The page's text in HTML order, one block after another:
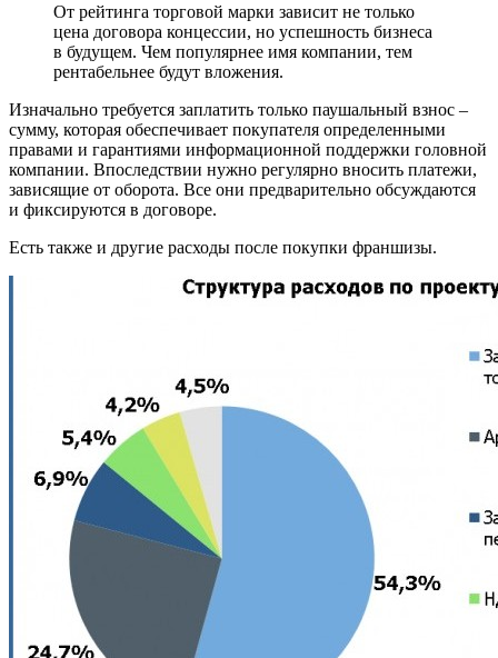
От рейтинга торговой марки зависит не только
цена договора концессии, но успешность бизнеса
в будущем. Чем популярнее имя компании, тем
рентабельнее будут вложения.
Изначально требуется заплатить только паушальный взнос –
сумму, которая обеспечивает покупателя определенными
правами и гарантиями информационной поддержки головной
компании. Впоследствии нужно регулярно вносить платежи,
зависящие от оборота. Все они предварительно обсуждаются
и фиксируются в договоре.
Есть также и другие расходы после покупки франшизы.